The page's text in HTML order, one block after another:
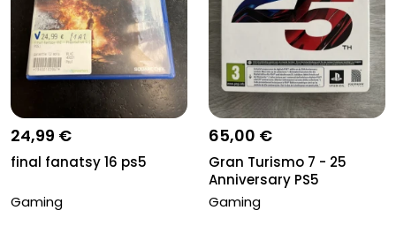
24,99 €
final fanatsy 16 ps5
Gaming
65,00 €
Gran Turismo 7 - 25
Anniversary PS5
Gaming